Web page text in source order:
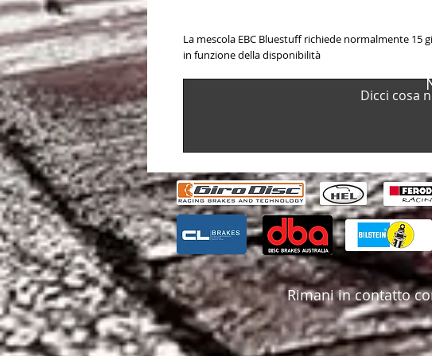
La mescola EBC Bluestuff richiede normalmente 15
in funzione della disponibilità
Dicci cosa
Rimani in contatto